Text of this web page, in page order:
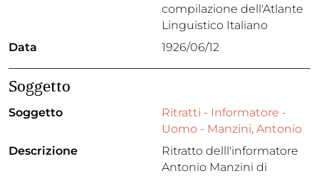
compilazione dell'Atlante
Linguistico Italiano
Data
1926/06/12
Soggetto
Soggetto
Ritratti - Informatore -
Uomo - Manzini, Antonio
Descrizione
Ritratto delll'informatore
Antonio Manzini di